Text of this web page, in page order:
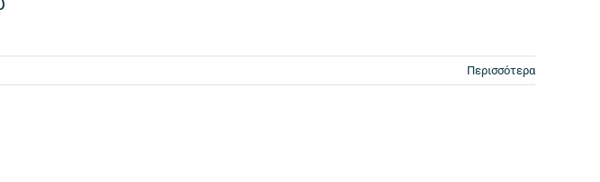
Περισσότερα